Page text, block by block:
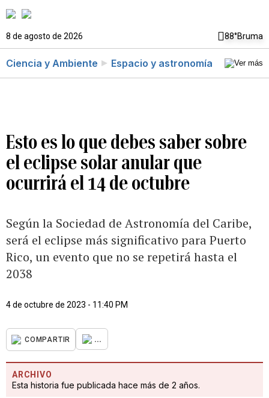
8 de agosto de 2026 88°Bruma
Ciencia y Ambiente Espacio y astronomía
Esto es lo que debes saber sobre
el eclipse solar anular que
ocurrirá el 14 de octubre
Según la Sociedad de Astronomía del Caribe,
será el eclipse más significativo para Puerto
Rico, un evento que no se repetirá hasta el
2038
4 de octubre de 2023 - 11:40 PM
COMPARTIR ...
ARCHIVO
Esta historia fue publicada hace más de 2 años.